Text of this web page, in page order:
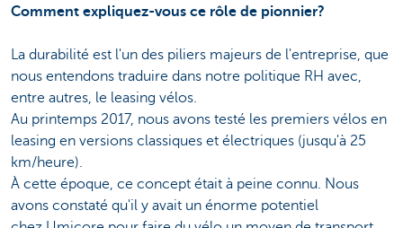
Comment expliquez-vous ce rôle de pionnier?
La durabilité est l'un des piliers majeurs de l'entreprise, que
nous entendons traduire dans notre politique RH avec,
entre autres, le leasing vélos.
Au printemps 2017, nous avons testé les premiers vélos en
leasing en versions classiques et électriques (jusqu'à 25
km/heure).
À cette époque, ce concept était à peine connu. Nous
avons constaté qu'il y avait un énorme potentiel